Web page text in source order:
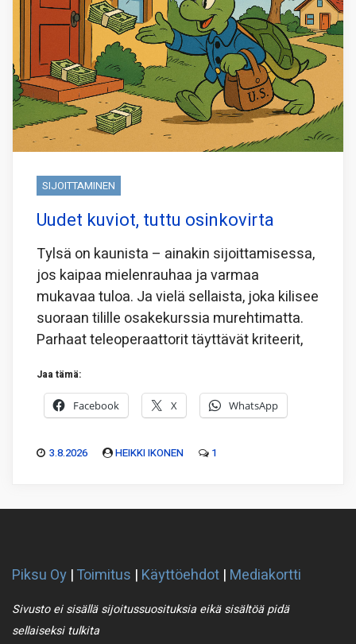
SIJOITTAMINEN
Uudet kuviot, tuttu osinkovirta
Tylsä on kaunista – ainakin sijoittamisessa,
jos kaipaa mielenrauhaa ja varmaa
mukavaa tuloa. Ja vielä sellaista, joka kilisee
suoraan tilille osakekurssia murehtimatta.
Parhaat teleoperaattorit täyttävät kriteerit,
Jaa tämä:
Facebook X WhatsApp
3.8.2026 HEIKKI IKONEN 1
Piksu Oy |Toimitus | Käyttöehdot | Mediakortti
Sivusto ei sisällä sijoitussuosituksia eikä sisältöä pidä
sellaiseksi tulkita